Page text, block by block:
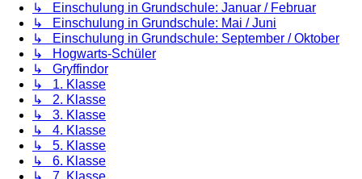
↳ Einschulung in Grundschule: Januar / Februar
↳ Einschulung in Grundschule: Mai / Juni
↳ Einschulung in Grundschule: September / Oktober
↳ Hogwarts-Schüler
↳ Gryffindor
↳ 1. Klasse
↳ 2. Klasse
↳ 3. Klasse
↳ 4. Klasse
↳ 5. Klasse
↳ 6. Klasse